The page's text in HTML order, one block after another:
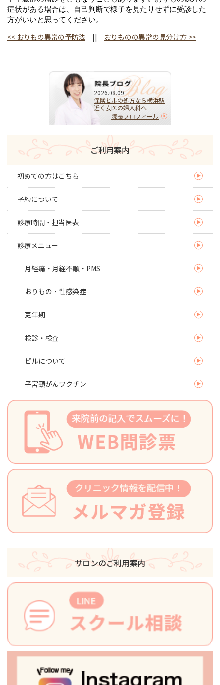
症状がある場合は、自己判断で様子を見たりせずに受診した
方がいいと思ってください。
<< おりもの異常の予防法 || おりものの異常の見分け方 >>
2026.08.09
保険ピルの処方なら横浜駅
近く女医の婦人科へ
院長プロフィール
ご利用案内
初めての方はこちら
予約について
診療時間・担当医表
診療メニュー
月経痛・月経不順・PMS
おりもの・性感染症
更年期
検診・検査
ピルについて
子宮頸がんワクチン
サロンのご利用案内